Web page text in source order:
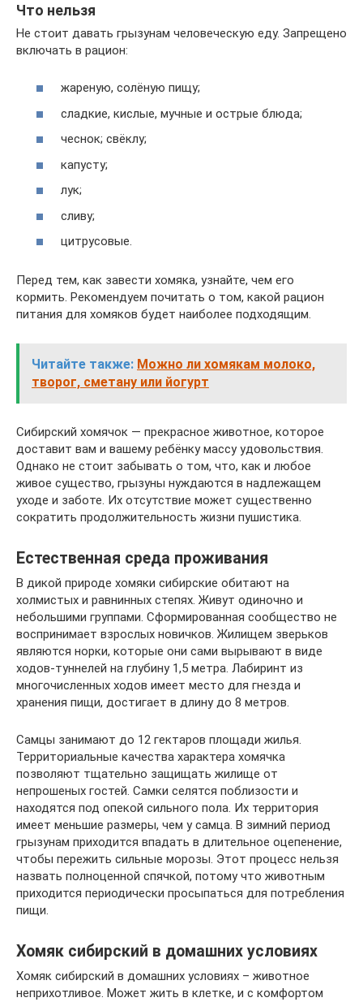
Что нельзя
Не стоит давать грызунам человеческую еду. Запрещено
включать в рацион:
жареную, солёную пищу;
сладкие, кислые, мучные и острые блюда;
чеснок; свёклу;
капусту;
лук;
сливу;
цитрусовые.
Перед тем, как завести хомяка, узнайте, чем его
кормить. Рекомендуем почитать о том, какой рацион
питания для хомяков будет наиболее подходящим.
Читайте также: Можно ли хомякам молоко,
творог, сметану или йогурт
Сибирский хомячок — прекрасное животное, которое
доставит вам и вашему ребёнку массу удовольствия.
Однако не стоит забывать о том, что, как и любое
живое существо, грызуны нуждаются в надлежащем
уходе и заботе. Их отсутствие может существенно
сократить продолжительность жизни пушистика.
Естественная среда проживания
В дикой природе хомяки сибирские обитают на
холмистых и равнинных степях. Живут одиночно и
небольшими группами. Сформированная сообщество не
воспринимает взрослых новичков. Жилищем зверьков
являются норки, которые они сами вырывают в виде
ходов-туннелей на глубину 1,5 метра. Лабиринт из
многочисленных ходов имеет место для гнезда и
хранения пищи, достигает в длину до 8 метров.
Самцы занимают до 12 гектаров площади жилья.
Территориальные качества характера хомячка
позволяют тщательно защищать жилище от
непрошеных гостей. Самки селятся поблизости и
находятся под опекой сильного пола. Их территория
имеет меньшие размеры, чем у самца. В зимний период
грызунам приходится впадать в длительное оцепенение,
чтобы пережить сильные морозы. Этот процесс нельзя
назвать полноценной спячкой, потому что животным
приходится периодически просыпаться для потребления
пищи.
Хомяк сибирский в домашних условиях
Хомяк сибирский в домашних условиях – животное
неприхотливое. Может жить в клетке, и с комфортом